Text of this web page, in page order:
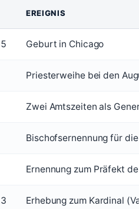
EREIGNIS
Geburt in Chicago
Priesterweihe bei den
Zwei Amtszeiten als
Bischofsernennung für
Ernennung zum Präfekt
Erhebung zum Kardinal